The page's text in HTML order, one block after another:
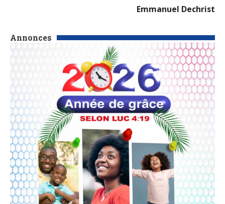
Annonces
Emmanuel Dechrist